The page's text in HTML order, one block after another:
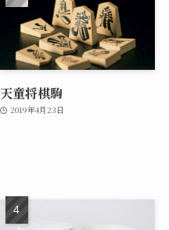
天童将棋駒
2019年4月23日